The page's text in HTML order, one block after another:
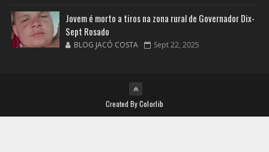
Jovem é morto a tiros na zona rural de Governador Dix-
Sept Rosado
BLOG JACÓ COSTA Sept 22, 2025
Created ByColorlib